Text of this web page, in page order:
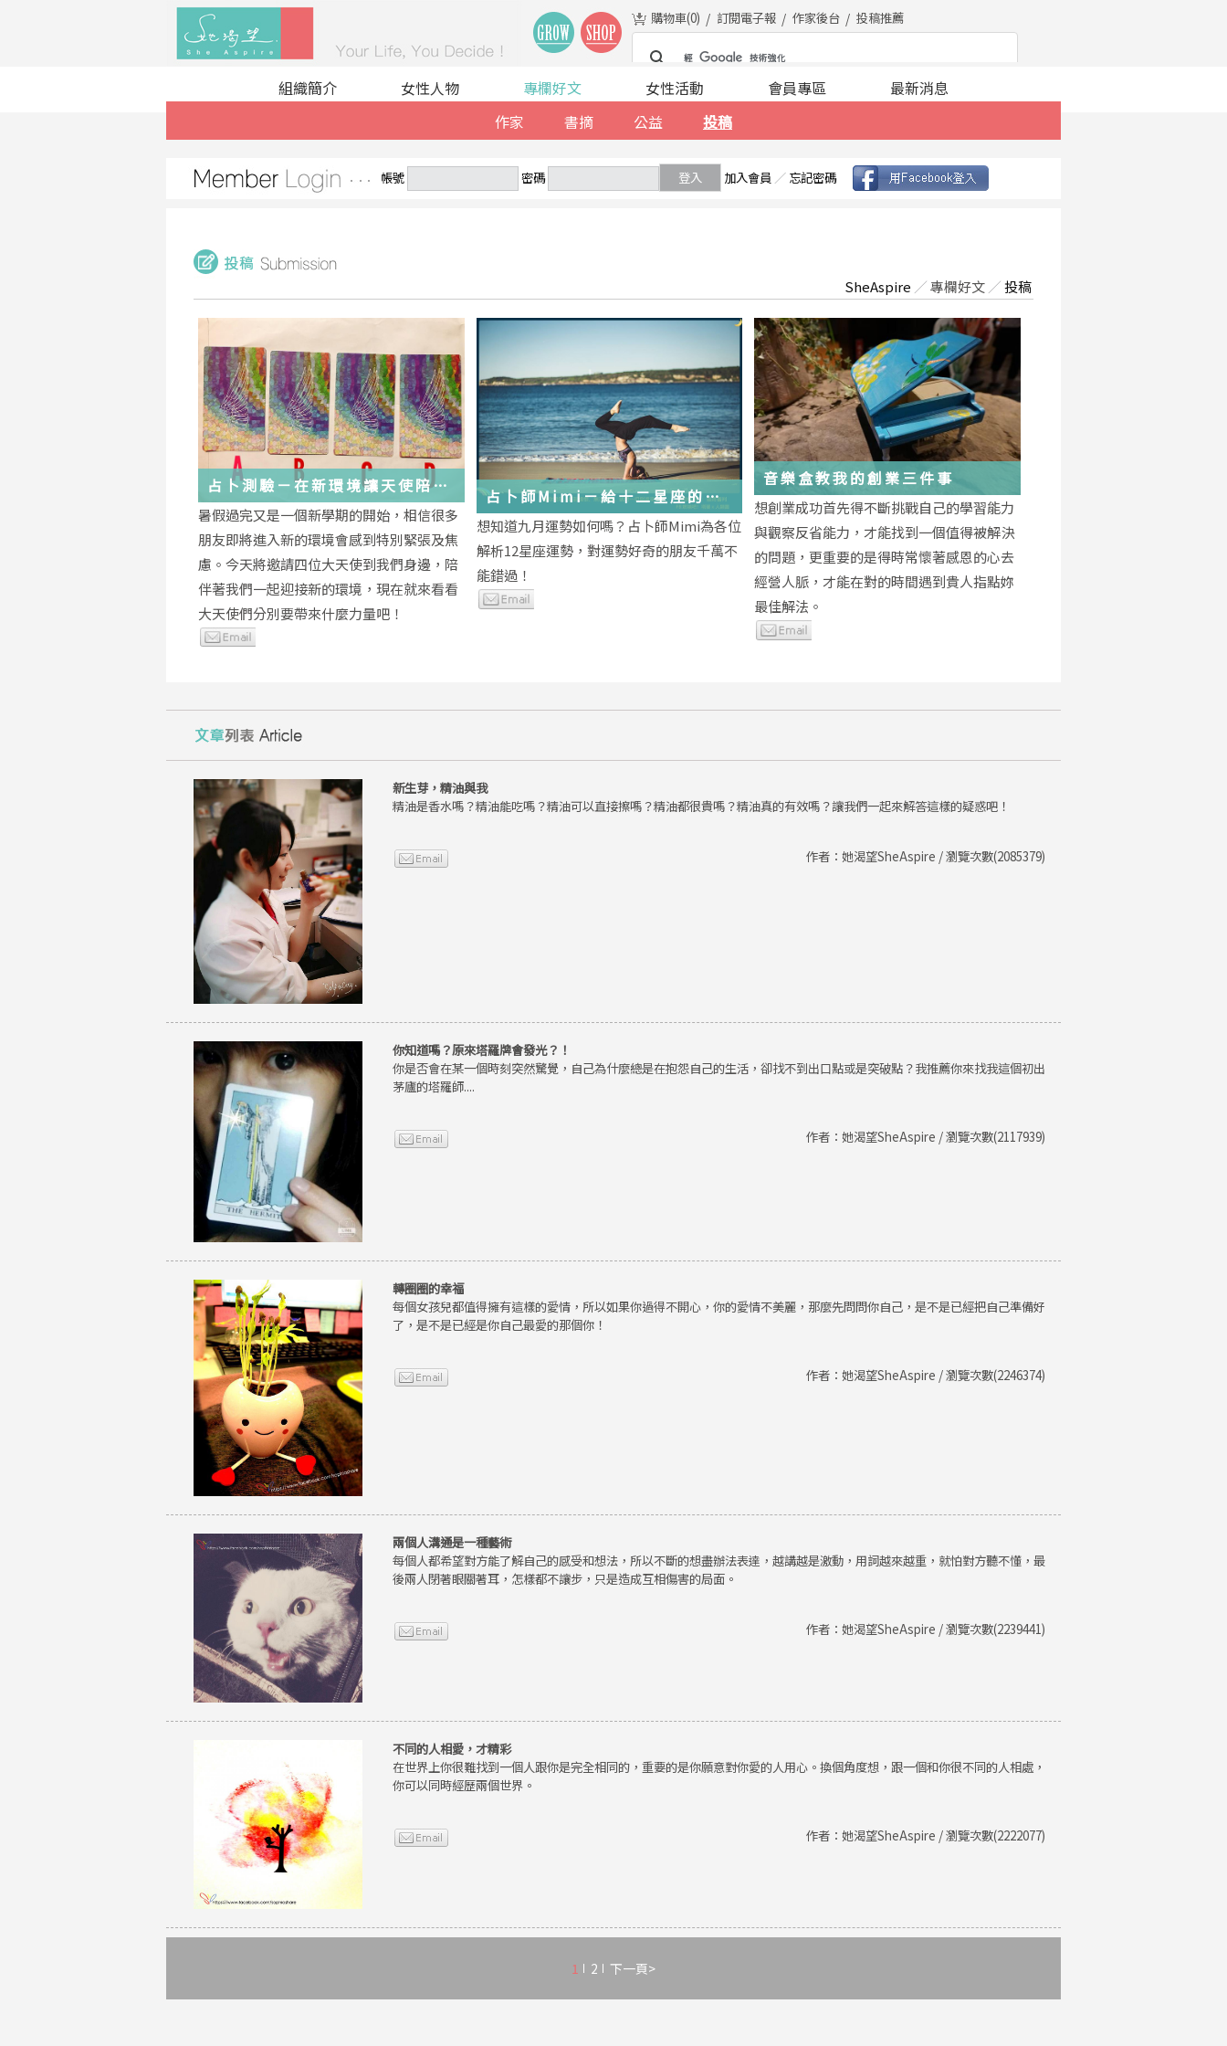
購物車(0) 訂閱電子報 作家後台 投稿推薦
組織簡介 女性人物
專欄好文
作家
書摘 公益 投稿
女性活動 會員專區 最新消息
帳號 密碼 登入 加入會員 ／ 忘記密碼
SheAspire ／專欄好文 ／投稿
占卜測驗－在新環境讓天使陪伴
你度過
暑假過完又是一個新學期的開始，相信很多
朋友即將進入新的環境會感到特別緊張及焦
慮。今天將邀請四位大天使到我們身邊，陪
伴著我們一起迎接新的環境，現在就來看看
大天使們分別要帶來什麼力量吧！
占卜師Mimi－給十二星座的
2018年九月運勢小叮嚀
想知道九月運勢如何嗎？占卜師Mimi為各位
解析12星座運勢，對運勢好奇的朋友千萬不
能錯過！
音樂盒教我的創業三件事
想創業成功首先得不斷挑戰自己的學習能力
與觀察反省能力，才能找到一個值得被解決
的問題，更重要的是得時常懷著感恩的心去
經營人脈，才能在對的時間遇到貴人指點妳
最佳解法。
新生芽，精油與我
精油是香水嗎？精油能吃嗎？精油可以直接擦嗎？精油都很貴嗎？精油真的有效嗎？讓我們一起來解答這樣的疑惑吧！
作者：她渴望SheAspire / 瀏覽次數(2085379)
你知道嗎？原來塔羅牌會發光？！
你是否會在某一個時刻突然驚覺，自己為什麼總是在抱怨自己的生活，卻找不到出口點或是突破點？我推薦你來找我這個初出
茅廬的塔羅師....
作者：她渴望SheAspire / 瀏覽次數(2117939)
轉圈圈的幸福
每個女孩兒都值得擁有這樣的愛情，所以如果你過得不開心，你的愛情不美麗，那麼先問問你自己，是不是已經把自己準備好
了，是不是已經是你自己最愛的那個你！
作者：她渴望SheAspire / 瀏覽次數(2246374)
兩個人溝通是一種藝術
每個人都希望對方能了解自己的感受和想法，所以不斷的想盡辦法表達，越講越是激動，用詞越來越重，就怕對方聽不懂，最
後兩人閉著眼關著耳，怎樣都不讓步，只是造成互相傷害的局面。
作者：她渴望SheAspire / 瀏覽次數(2239441)
不同的人相愛，才精彩
在世界上你很難找到一個人跟你是完全相同的，重要的是你願意對你愛的人用心。換個角度想，跟一個和你很不同的人相處，
你可以同時經歷兩個世界。
作者：她渴望SheAspire / 瀏覽次數(2222077)
1 2 下一頁>